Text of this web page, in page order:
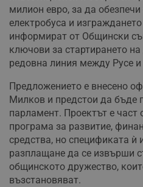
милион евро, за да
електробуса и
информират от Общински
ключови за стартирането
редовна линия между Русе
Предложението е внесено
Милков и предстои да бъде
парламент. Проектът е
програма за развитие,
средства, но спецификата ѝ
разплащане да се извърши
общинското дружество,
възстановяват.